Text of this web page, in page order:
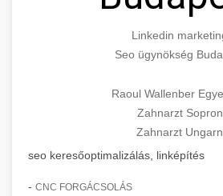
Linkedin
Seo ügynökség
Raoul Wallenber
Zahnarzt Sopron
Zahnarzt Ungarn
seo keresőoptimalizálás, linképítés
- CNC FORGÁCSOLÁS